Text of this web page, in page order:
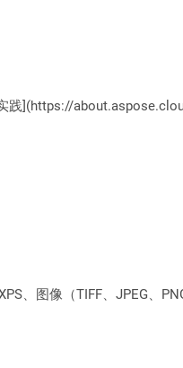
践](https://
、图像（TIFF、JPEG、